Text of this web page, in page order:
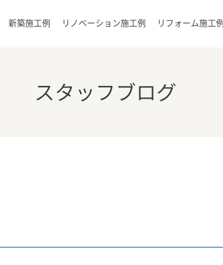
新築施工例 リノベーション施工例 リフォーム施工例
スタッフブログ